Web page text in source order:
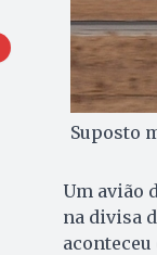
Suposto
Um avião
na divisa